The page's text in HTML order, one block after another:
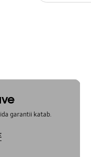
garantii katab.